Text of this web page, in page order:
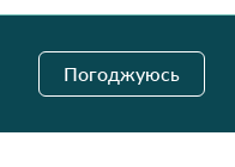
Погоджуюсь